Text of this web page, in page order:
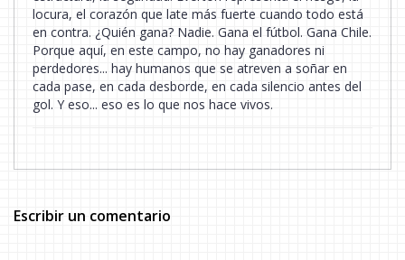
locura, el corazón que late más fuerte cuando todo está
en contra. ¿Quién gana? Nadie. Gana el fútbol. Gana Chile.
Porque aquí, en este campo, no hay ganadores ni
perdedores... hay humanos que se atreven a soñar en
cada pase, en cada desborde, en cada silencio antes del
gol. Y eso... eso es lo que nos hace vivos.
Escribir un comentario